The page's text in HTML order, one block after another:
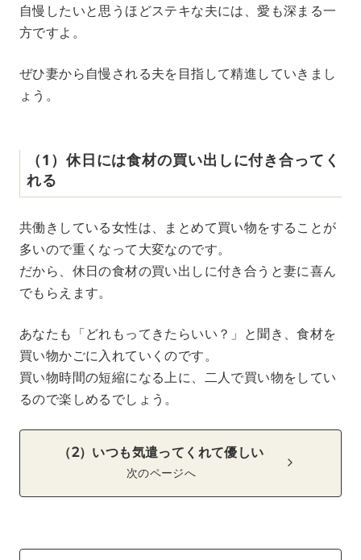
自慢したいと思うほどステキな夫には、愛も深まる一
方ですよ。
ぜひ妻から自慢される夫を目指して精進していきまし
ょう。
（1）休日には食材の買い出しに付き合ってく
れる
共働きしている女性は、まとめて買い物をすることが
多いので重くなって大変なのです。
だから、休日の食材の買い出しに付き合うと妻に喜ん
でもらえます。
あなたも「どれもってきたらいい？」と聞き、食材を
買い物かごに入れていくのです。
買い物時間の短縮になる上に、二人で買い物をしてい
るので楽しめるでしょう。
（2）いつも気遣ってくれて優しい
次のページへ